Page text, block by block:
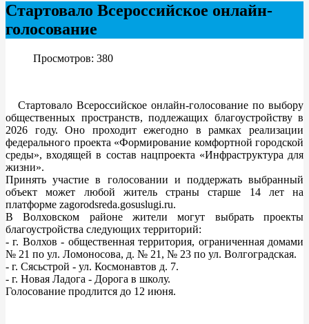
Стартовало Всероссийское онлайн-
голосование
Просмотров: 380
Стартовало Всероссийское онлайн-голосование по выбору
общественных пространств, подлежащих благоустройству в
2026 году. Оно проходит ежегодно в рамках реализации
федерального проекта «Формирование комфортной городской
среды», входящей в состав нацпроекта «Инфраструктура для
жизни».
Принять участие в голосовании и поддержать выбранный
объект может любой житель страны старше 14 лет на
платформе zagorodsreda.gosuslugi.ru.
В Волховском районе жители могут выбрать проекты
благоустройства следующих территорий:
- г. Волхов - общественная территория, ограниченная домами
№ 21 по ул. Ломоносова, д. № 21, № 23 по ул. Волгоградская.
- г. Сясьстрой - ул. Космонавтов д. 7.
- г. Новая Ладога - Дорога в школу.
Голосование продлится до 12 июня.